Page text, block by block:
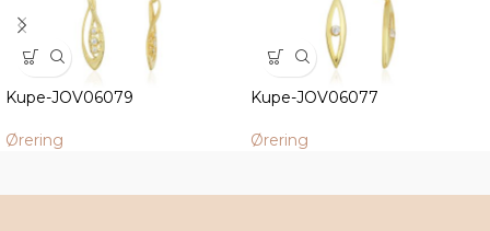
Kupe-JOV06079
Ørering
Kupe-JOV06077
Ørering